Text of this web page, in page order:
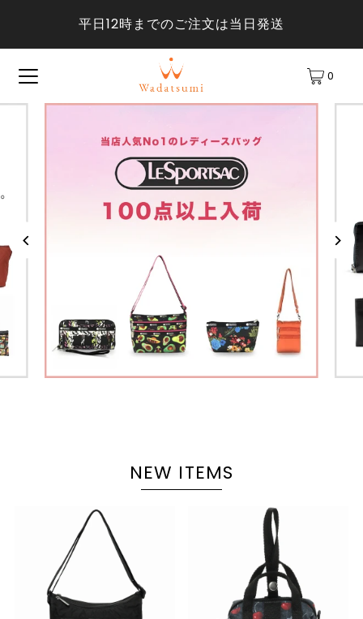
平日12時までのご注文は当日発送
0
NEW ITEMS